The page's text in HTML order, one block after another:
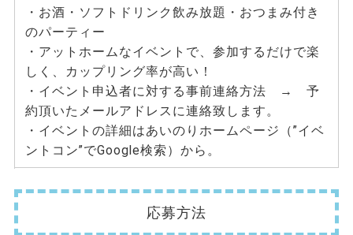
・お酒・ソフトドリンク飲み放題・おつまみ付き
のパーティー
・アットホームなイベントで、参加するだけで楽
しく、カップリング率が高い！
・イベント申込者に対する事前連絡方法 → 予
約頂いたメールアドレスに連絡致します。
・イベントの詳細はあいのりホームページ（”イベ
ントコン”でGoogle検索）から。
応募方法